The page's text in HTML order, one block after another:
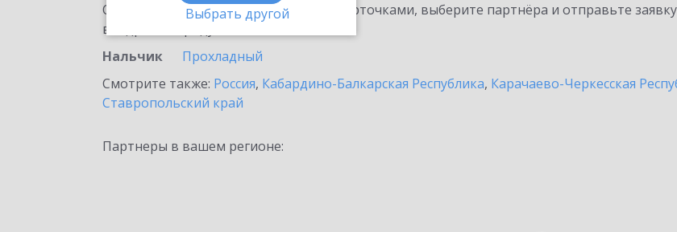
Выбрать другой
Ознакомьтесь с информационными карточками, выберите партнёра и отправьте
внедрение продукта.
Нальчик
Прохладный
Смотрите также: Россия, Кабардино-Балкарская Республика, Карачаево-Черкесская
Ставропольский край
Партнеры в вашем регионе: